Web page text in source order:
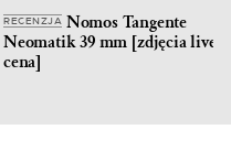
RECENZJA Nomos Tangente
Neomatik 39 mm [zdjęcia live,
cena]